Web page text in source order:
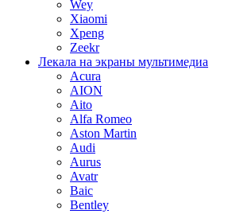
Wey
Xiaomi
Xpeng
Zeekr
Лекала на экраны мультимедиа
Acura
AION
Aito
Alfa Romeo
Aston Martin
Audi
Aurus
Avatr
Baic
Bentley